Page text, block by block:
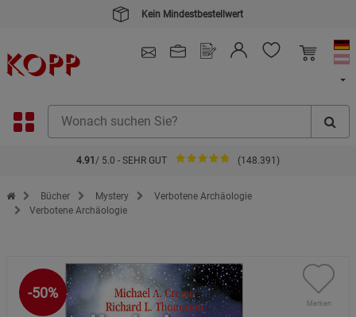
Kein Mindestbestellwert
4.91 / 5.0 - SEHR GUT (148.391)
Zur Startseite des Kopp Verlag Online-Shop
Bücher Mystery
Verbotene Archäologie
Verbotene Archäologie
-50%
Merken